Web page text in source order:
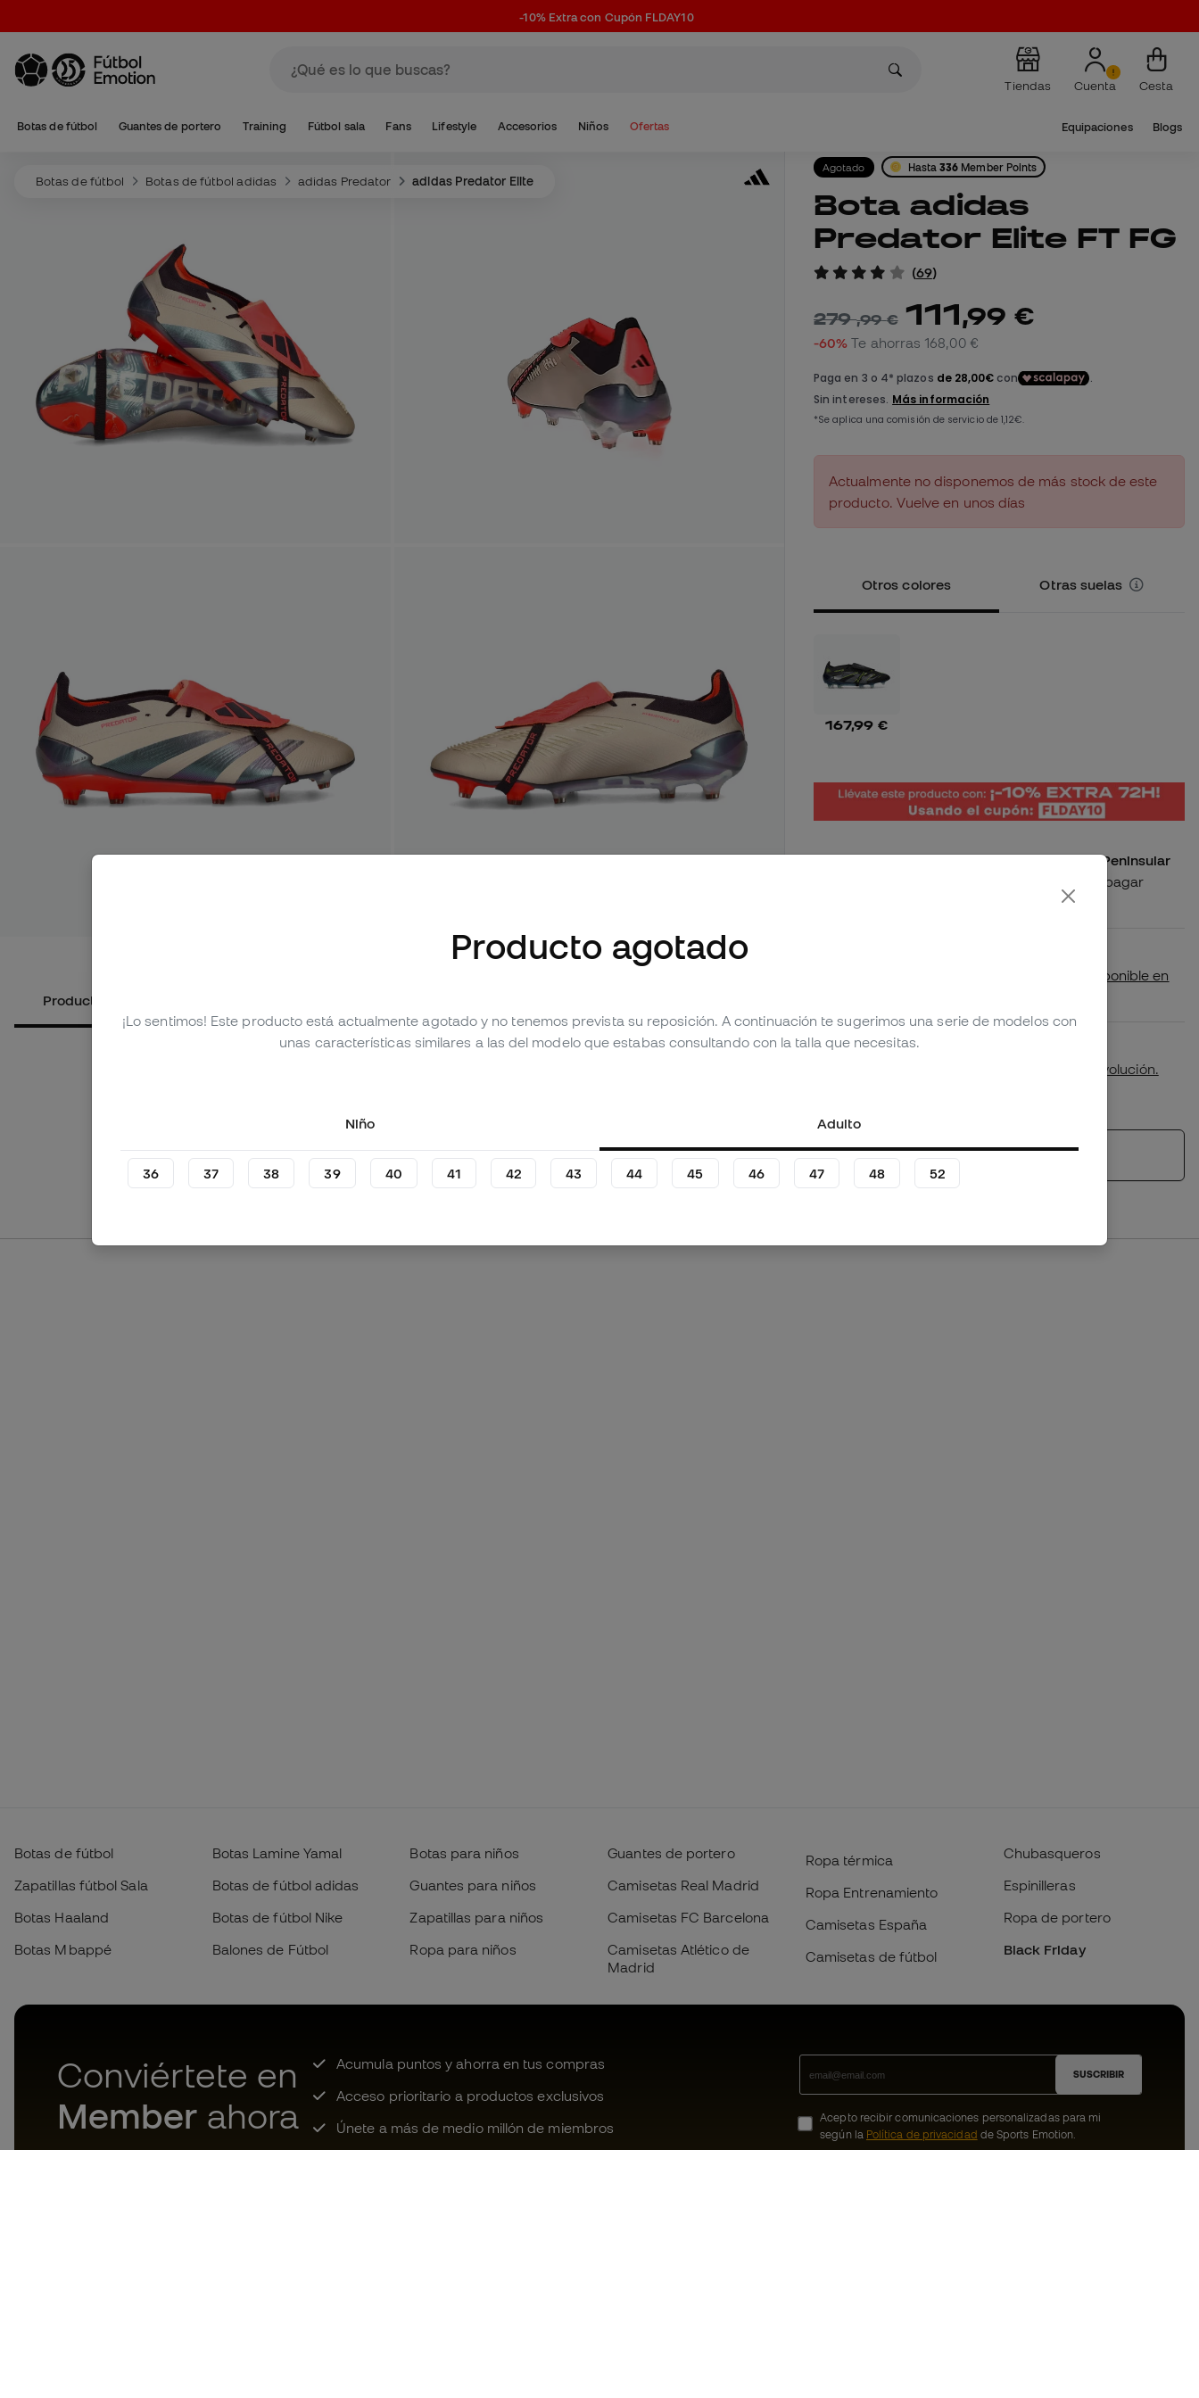
-10% Extra con Cupón FLDAY10
Tiendas Cuenta Cesta
Botas de fútbol Guantes de portero Training Fútbol sala Fans Lifestyle Accesorios Niños Ofertas Equipaciones Blogs
Botas de fútbol Botas de fútbol adidas adidas Predator adidas Predator Elite
Ver más imágenes (5)
Productos alternativos
Agotado Hasta336 Member Points
Bota adidas
Predator Elite FT FG
(69)
279,99 € 111,99 €
-60% Te ahorras 168,00 €
Actualmente no disponemos de más stock de este
producto. Vuelve en unos días
Otros colores Otras suelas
167,99 €
Producto con envío gratis a España Peninsular
Compra este producto y recíbelo sin pagar
Comprueba si este producto está disponible en
Primer cambio de talla gratuito.
política de devolución.
Ver productos similares
Botas de fútbol
Zapatillas fútbol Sala
Botas Haaland
Botas Mbappé
Botas Lamine Yamal
Botas de fútbol adidas
Botas de fútbol Nike
Balones de Fútbol
Botas para niños
Guantes para niños
Zapatillas para niños
Ropa para niños
Guantes de portero
Camisetas Real Madrid
Camisetas FC Barcelona
Camisetas Atlético de
Madrid
Ropa térmica
Ropa Entrenamiento
Camisetas España
Camisetas de fútbol
Chubasqueros
Espinilleras
Ropa de portero
Black Friday
Conviértete en
Member ahora
Acumula puntos y ahorra en tus compras
Acceso prioritario a productos exclusivos
Únete a más de medio millón de miembros
SUSCRIBIR
Acepto recibir comunicaciones personalizadas para mi
según la Política de privacidad de Sports Emotion.
Producto agotado
¡Lo sentimos! Este producto está actualmente agotado y no tenemos prevista su reposición. A continuación te sugerimos una serie de modelos con
unas características similares a las del modelo que estabas consultando con la talla que necesitas.
Niño Adulto
36 37 38 39 40 41 42 43 44 45 46 47 48 52